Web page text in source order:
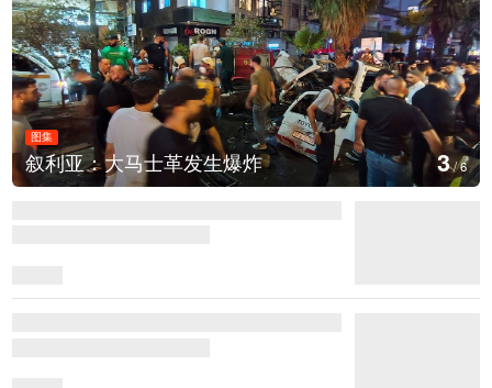
图集
叙利亚：大马士革发生爆炸 3/6